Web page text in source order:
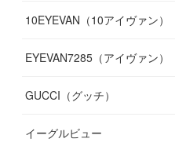
(10)
(11)
(10)
(10)
(11)
12)
(11)
(13)
7)
(12)
(8)
(12)
11)
(13)
(10 )
(10)
13)
(16)
10EYEVAN（10アイヴァン）
EYEVAN7285（アイヴァン）
GUCCI（グッチ）
イーグルビュー